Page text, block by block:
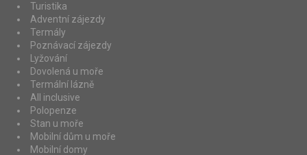
Turistika
Adventní zájezdy
Termály
Poznávací zájezdy
Lyžování
Dovolená u moře
Termální lázně
All inclusive
Polopenze
Stan u moře
Mobilní dům u moře
Mobilní domy